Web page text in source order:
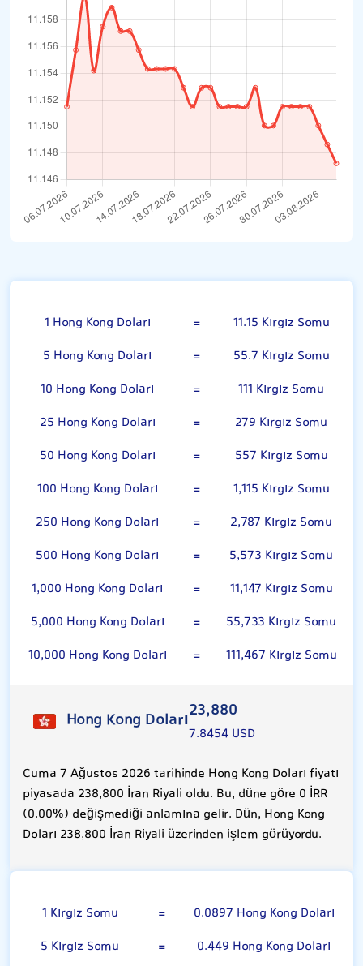
1 Hong Kong Doları =
11.15 Kırgız Somu
5 Hong Kong Doları
=
55.7 Kırgız Somu
10 Hong Kong Doları
=
111 Kırgız Somu
25 Hong Kong Doları
=
279 Kırgız Somu
50 Hong Kong Doları
=
557 Kırgız Somu
100 Hong Kong Doları
=
1,115 Kırgız Somu
250 Hong Kong Doları
=
2,787 Kırgız Somu
500 Hong Kong Doları
=
5,573 Kırgız Somu
1,000 Hong Kong Doları
=
11,147 Kırgız Somu
5,000 Hong Kong Doları
=
55,733 Kırgız Somu
10,000 Hong Kong Doları
= 111,467 Kırgız Somu
Hong Kong Doları23,880
7.8454 USD
Cuma 7 Ağustos 2026 tarihinde Hong Kong Doları fiyatı
piyasada 238,800 İran Riyali oldu. Bu, düne göre 0 İRR
(0.00%) değişmediği anlamına gelir. Dün, Hong Kong
Doları 238,800 İran Riyali üzerinden işlem görüyordu.
1 Kırgız Somu =
0.0897 Hong Kong Doları
5 Kırgız Somu
= 0.449 Hong Kong Doları